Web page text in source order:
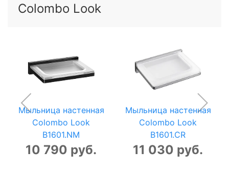
Colombo Look
Мыльница настенная
Colombo Look
B1601.NM
10 790 руб.
Мыльница настенная
Colombo Look
B1601.CR
11 030 руб.